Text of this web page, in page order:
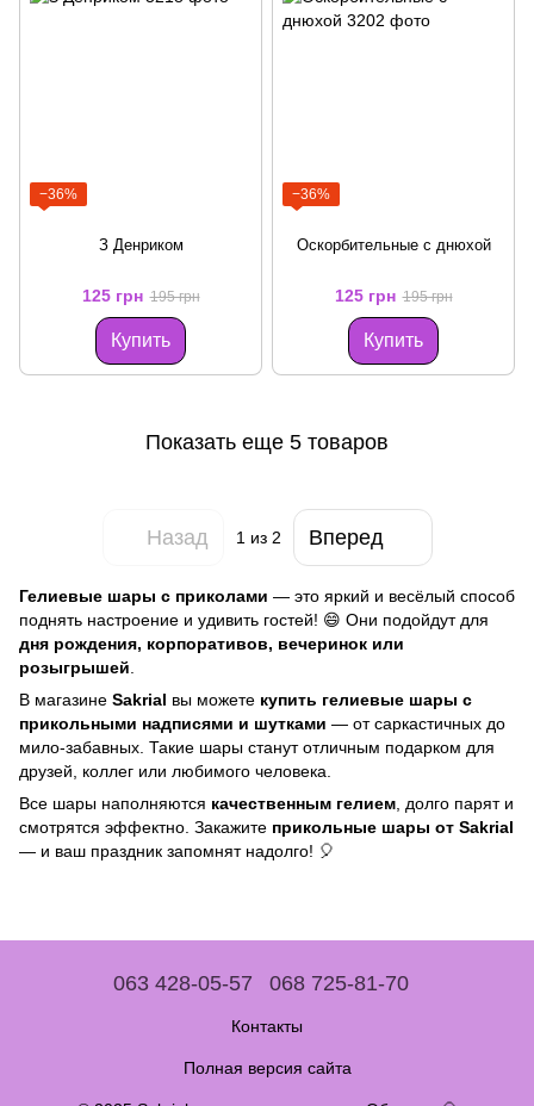
−36%
З Денриком
125 грн 195 грн
Купить
−36%
Оскорбительные с днюхой
125 грн 195 грн
Купить
Показать еще 5 товаров
Назад 1из 2 Вперед
Гелиевые шары с приколами — это яркий и весёлый способ
поднять настроение и удивить гостей! 😄 Они подойдут для
дня рождения, корпоративов, вечеринок или
розыгрышей.
В магазине Sakrial вы можете купить гелиевые шары с
прикольными надписями и шутками — от саркастичных до
мило-забавных. Такие шары станут отличным подарком для
друзей, коллег или любимого человека.
Все шары наполняются качественным гелием, долго парят и
смотрятся эффектно. Закажите прикольные шары от Sakrial
— и ваш праздник запомнят надолго! 🎈
063 428-05-57 068 725-81-70
Контакты
Полная версия сайта